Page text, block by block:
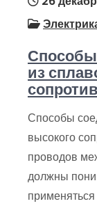
из
Способы
высокого
проводов
должны